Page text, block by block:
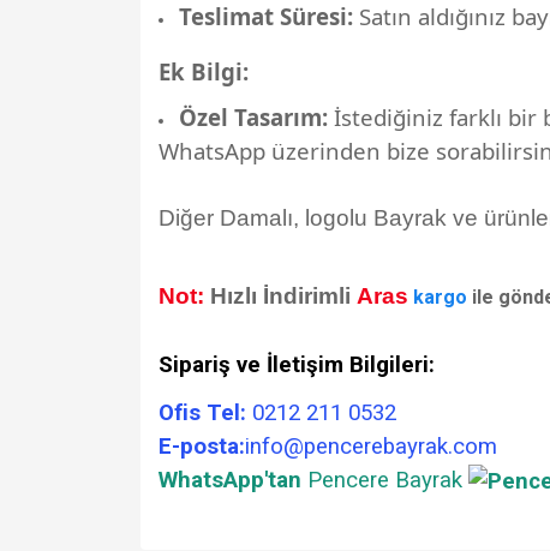
Teslimat Süresi: Satın aldığınız
Ek Bilgi:
Özel Tasarım: İstediğiniz farklı bir
WhatsApp üzerinden bize
Diğer Damalı, logolu Bayrak ve
Not: Hızlı İndirimli Aras kargo ile
Sipariş ve İletişim Bilgileri:
Ofis Tel: 0212 211 0532
E-posta:info@pencerebayrak.com
WhatsApp'tan Pencere Bayrak